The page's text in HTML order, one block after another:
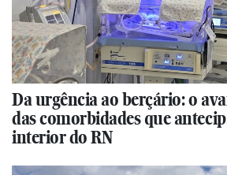
Da urgência ao berçário: o
das comorbidades que
interior do RN